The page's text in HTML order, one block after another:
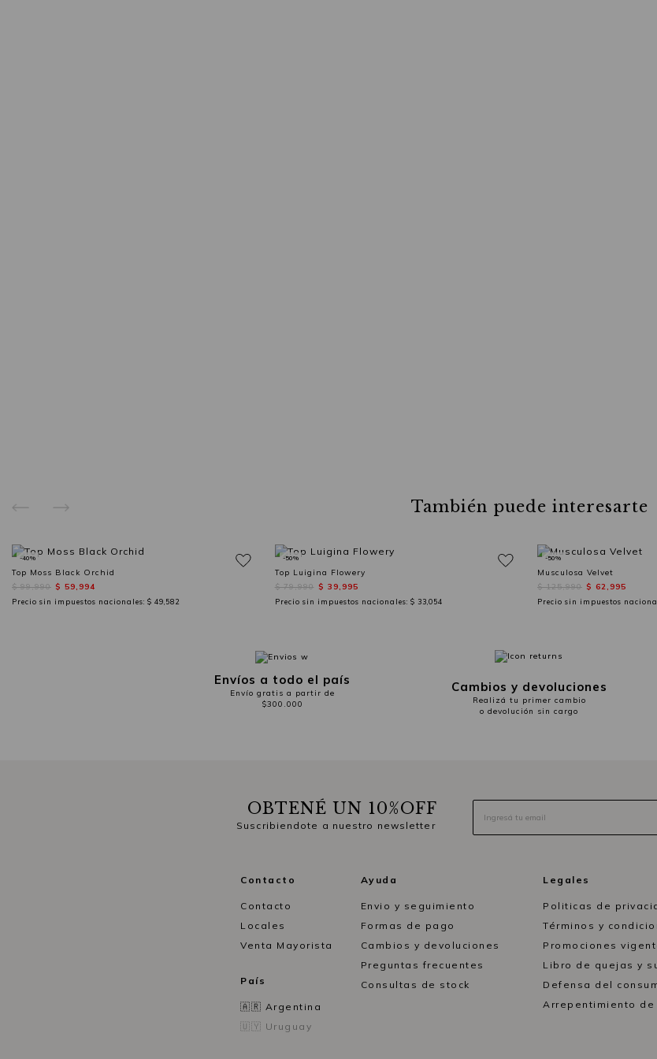
También puede interesarte
Top Moss Black Orchid
$ 99,990 $ 59,994
Precio sin impuestos nacionales: $ 49,582
-40%
Top Luigina Flowery
$ 79,990 $ 39,995
Precio sin impuestos nacionales: $ 33,054
-50%
Musculosa Velvet
$ 125,990 $ 62,995
Precio sin impuestos
-50%
Envíos a todo el país
Envío gratis a partir de
$300.000
Cambios y devoluciones
Realizá tu primer cambio
o devolución sin cargo
OBTENÉ UN 10%OFF
Suscribiendote a nuestro newsletter
Contacto
Contacto
Locales
Venta Mayorista
País
🇦🇷 Argentina
🇺🇾 Uruguay
Ayuda
Envio y seguimiento
Formas de pago
Cambios y devoluciones
Preguntas frecuentes
Consultas de stock
Legales
Politicas de
Términos y
Promociones
Libro de quejas y
Defensa del
Arrepentimiento de